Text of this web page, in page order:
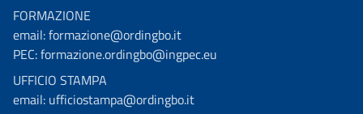
FORMAZIONE
email: formazione@ordingbo.it
PEC: formazione.ordingbo@ingpec.eu
UFFICIO STAMPA
email: ufficiostampa@ordingbo.it